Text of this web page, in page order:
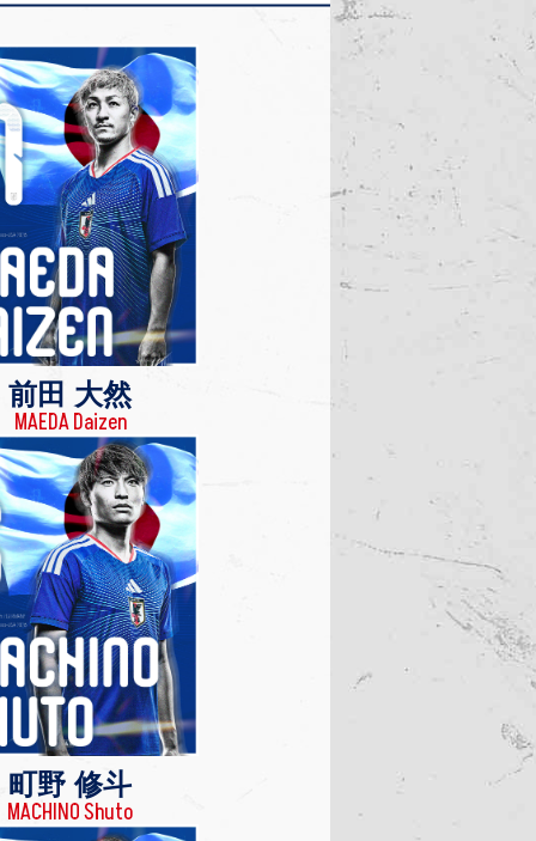
前田 大然
MAEDA Daizen
町野 修斗
MACHINO Shuto